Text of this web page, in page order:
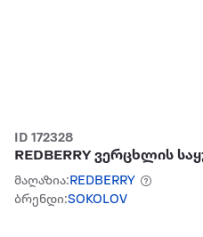
ID 172328
REDBERRY ვერცხლის
მაღაზია: REDBERRY
ბრენდი:SOKOLOV